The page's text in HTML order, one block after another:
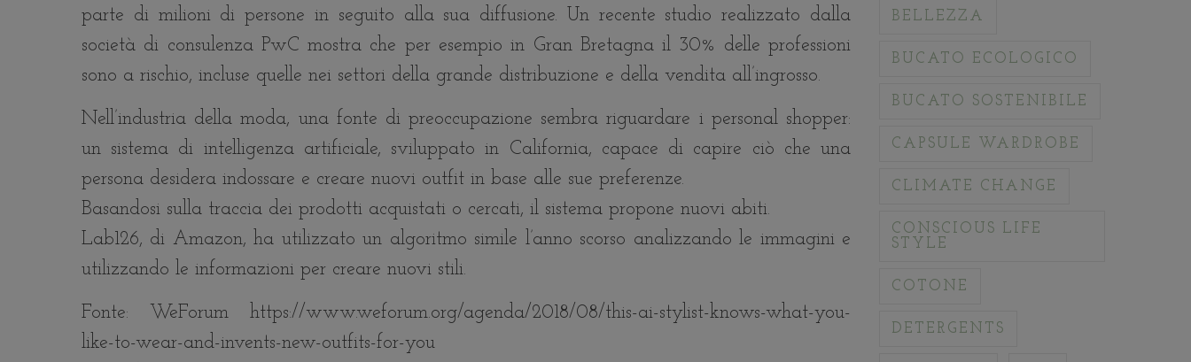
parte di milioni di persone in seguito alla sua diffusione. Un recente studio realizzato dalla
società di consulenza PwC mostra che per esempio in Gran Bretagna il 30% delle professioni
sono a rischio, incluse quelle nei settori della grande distribuzione e della vendita all’ingrosso.
Nell’industria della moda, una fonte di preoccupazione sembra riguardare i personal shopper:
un sistema di intelligenza artificiale, sviluppato in California, capace di capire ciò che una
persona desidera indossare e creare nuovi outfit in base alle sue preferenze.
Basandosi sulla traccia dei prodotti acquistati o cercati, il sistema propone nuovi abiti.
Lab126, di Amazon, ha utilizzato un algoritmo simile l’anno scorso analizzando le immagini e
utilizzando le informazioni per creare nuovi stili.
Fonte: WeForum https://www.weforum.org/agenda/2018/08/this-ai-stylist-knows-what-you-
like-to-wear-and-invents-new-outfits-for-you
BELLEZZA
BUCATO ECOLOGICO
BUCATO SOSTENIBILE
CAPSULE WARDROBE
CLIMATE CHANGE
CONSCIOUS LIFE
STYLE
COTONE
DETERGENTS